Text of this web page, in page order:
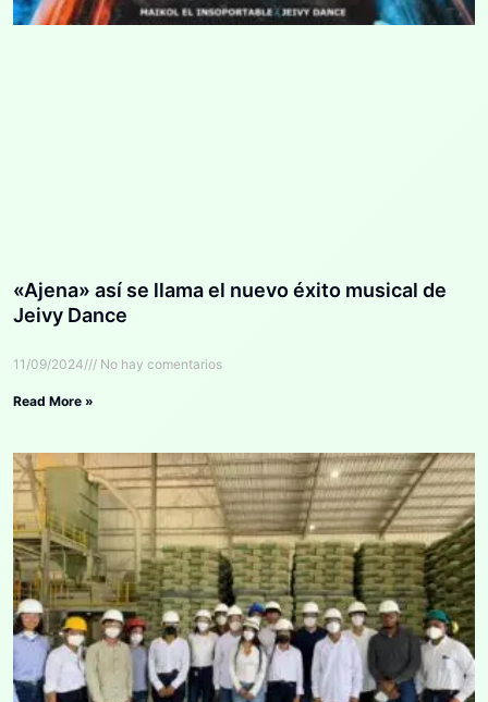
«Ajena» así se llama el nuevo éxito musical de
Jeivy Dance
11/09/2024 No hay comentarios
Read More »